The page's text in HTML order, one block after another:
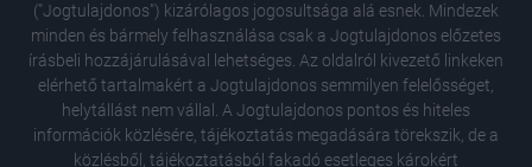
("Jogtulajdonos") kizárólagos jogosultsága alá esnek. Mindezek
minden és bármely felhasználása csak a Jogtulajdonos előzetes
írásbeli hozzájárulásával lehetséges. Az oldalról kivezető linkeken
elérhető tartalmakért a Jogtulajdonos semmilyen felelősséget,
helytállást nem vállal. A Jogtulajdonos pontos és hiteles
információk közlésére, tájékoztatás megadására törekszik, de a
közlésből, tájékoztatásból fakadó esetleges károkért